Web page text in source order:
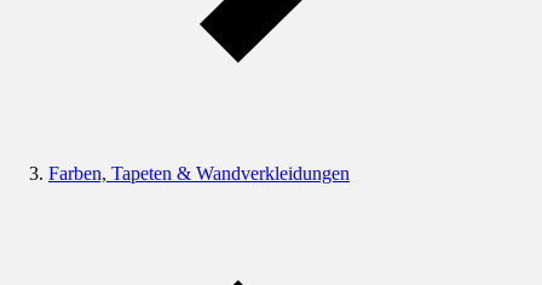
Farben, Tapeten & Wandverkleidungen